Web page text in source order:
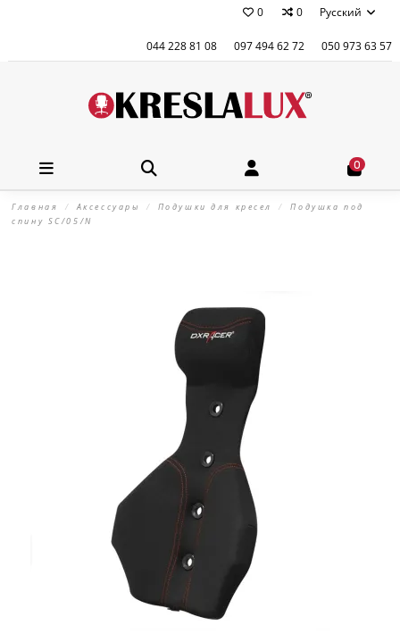
0 0 Русский
044 228 81 08 097 494 62 72 050 973 63 57
0
Главная Аксессуары Подушки для кресел
Подушка под
спину SC/05/N